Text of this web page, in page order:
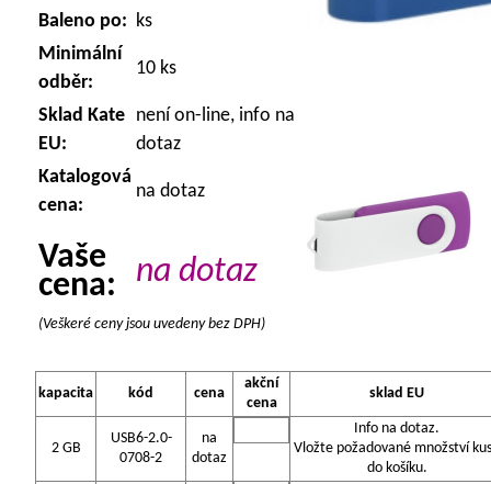
Baleno po: ks
Minimální
odběr:
10 ks
Sklad Kate
EU:
není on-line, info na
dotaz
Katalogová
cena:
na dotaz
Vaše
cena:
na dotaz
(Veškeré ceny jsou uvedeny bez DPH)
kapacita kód cena
akční
cena
sklad EU
2 GB
USB6-2.0-
0708-2
na
dotaz
Info na dotaz.
Vložte požadované množství
do košíku.